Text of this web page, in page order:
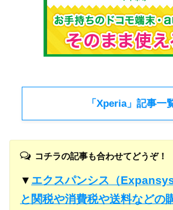
「Xperia」記事一
コチラの記事も合わせてどうぞ！
▼ エクスパンシス（
と関税や消費税や送料などの